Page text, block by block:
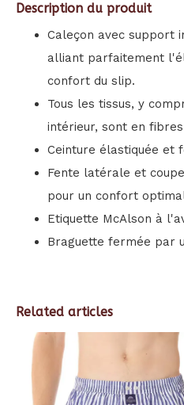
Description du produit
Caleçon avec support
alliant parfaitement
confort du slip.
Tous les tissus, y
intérieur, sont en
Ceinture élastiquée et
Fente latérale et
pour un confort
Etiquette McAlson à
Braguette fermée par
Related articles